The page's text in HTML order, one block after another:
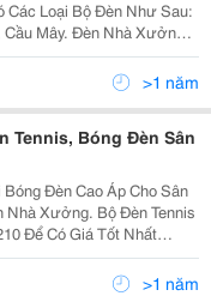
Cầu Mây. Đèn Nhà Xưởng,
>1 năm
Tennis, Bóng Đèn Sân
Đèn Cao Áp Cho Sân
Bộ Đèn Tennis
Để Có Giá Tốt Nhất Bộ
>1 năm